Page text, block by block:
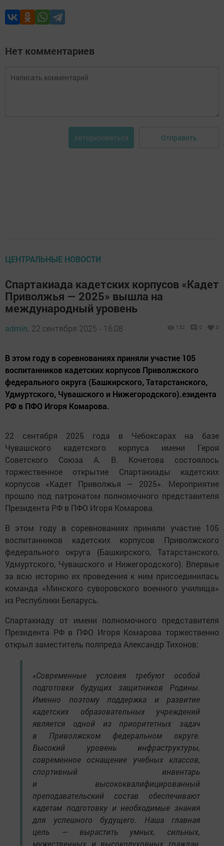
Нет комментариев
Авторизоваться Отправить
ЦЕНТРАЛЬНЫЕ НОВОСТИ
Спартакиада кадетских корпусов «Кадет
Приволжья — 2025» вышла на
международный уровень
admin, 22 сентября 2025 - 16:08 132 0 0
В этом году в соревнованиях приняли участие 105
воспитанников кадетских корпусов Приволжского
федерального округа (Башкирского, Татарстанского,
Удмуртского, Чувашского и Нижегородского).езидента
РФ в ПФО Игоря Комарова.
22 сентября 2025 года в Чебоксарах на базе
Чувашского кадетского корпуса имени Героя
Советского Союза А. В. Кочетова состоялось
торжественное открытие Спартакиады кадетских
корпусов «Кадет Приволжья — 2025». Мероприятие
прошло под патронатом полномочного представителя
Президента РФ в ПФО Игоря Комарова.
В этом году в соревнованиях приняли участие 105
воспитанников кадетских корпусов Приволжского
федерального округа (Башкирского, Татарстанского,
Удмуртского, Чувашского и Нижегородского). Впервые
за всю историю их проведения к ним присоединилась
команда «Минского суворовского военного училища»
из Республики Беларусь.
Спартакиаду от имени полномочного представителя
Президента РФ в ПФО Игоря Комарова торжественно
открыл заместитель полпреда Александр Тихонов:
«Современные условия требуют особой
подготовки будущих защитников Родины.
Именно поэтому поддержка и развитие
кадетских образовательных учреждений
является одной из приоритетных задач
в Приволжском федеральном округе.
Высокий уровень инфраструктуры,
современное оснащение учебных классов,
спортивный инвентарь
и высококвалифицированный
преподавательский состав обеспечивают
кадетам подготовку и необходимые знания
для успешного будущего. Наша главная
цель — вырастить умных, сильных,
мужественных и высокодуховных граждан,